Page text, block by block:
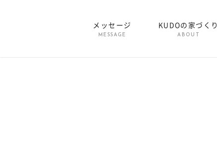
メッセージ
MESSAGE
KUDOの家づくり
ABOUT